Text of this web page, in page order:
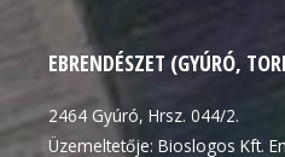
EBRENDÉSZET (GYÚRÓ,
2464 Gyúró, Hrsz. 044/2.
Üzemeltetője: Bioslogos Kft.